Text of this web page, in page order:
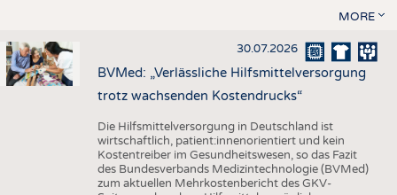
MORE
30.07.2026
BVMed: „Verlässliche Hilfsmittelversorgung
trotz wachsenden Kostendrucks“
Die Hilfsmittelversorgung in Deutschland ist
wirtschaftlich, patient:innenorientiert und kein
Kostentreiber im Gesundheitswesen, so das Fazit
des Bundesverbands Medizintechnologie (BVMed)
zum aktuellen Mehrkostenbericht des GKV-